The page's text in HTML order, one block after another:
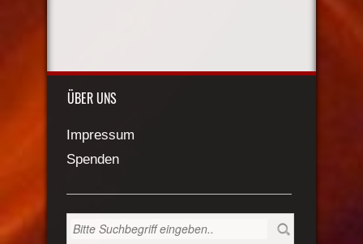
ÜBER UNS
Impressum
Spenden